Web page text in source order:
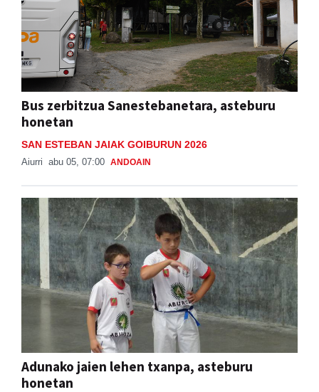
Bus zerbitzua Sanestebanetara, asteburu
honetan
SAN ESTEBAN JAIAK GOIBURUN 2026
Aiurri abu 05, 07:00 ANDOAIN
Adunako jaien lehen txanpa, asteburu
honetan